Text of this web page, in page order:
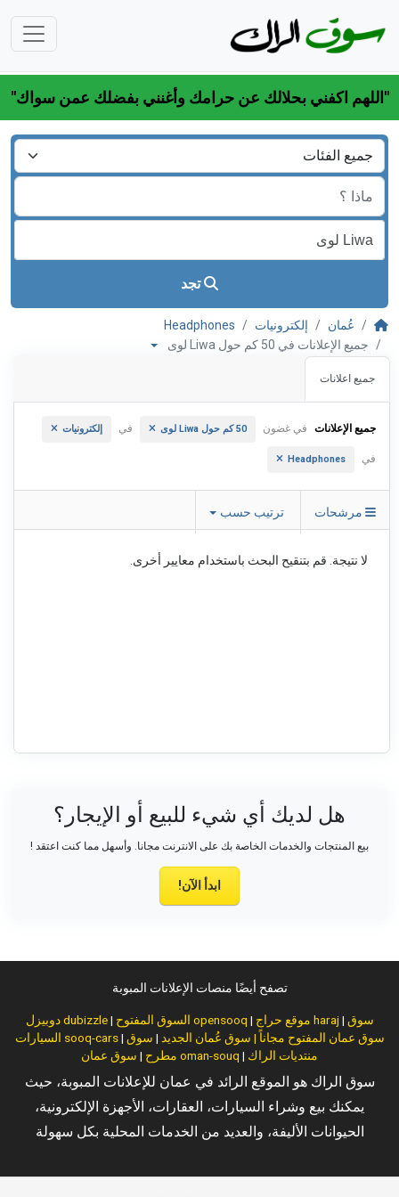
"اللهم اكفني بحلالك عن حرامك وأغنني بفضلك عمن سواك"
تجد
عُمان إلكترونيات
Headphones
جميع الإعلانات في 50 كم حول Liwa لوى
جميع اعلانات
جميع الإعلانات في غضون 50 كم حول Liwa لوى في إلكترونيات
في Headphones
مرشحات ترتيب حسب
لا نتيجة. قم بتنقيح البحث باستخدام معايير أخرى.
هل لديك أي شيء للبيع أو الإيجار؟
بيع المنتجات والخدمات الخاصة بك على الانترنت مجانا. وأسهل مما كنت اعتقد !
ابدأ الآن!
تصفح أيضًا منصات الإعلانات المبوبة
دوبيزل dubizzle| السوق المفتوح opensooq | موقع حراج haraj| سوق
السيارات sooq-cars| سوق عمان المفتوح مجاناً | سوق عُمان الجديد | سوق
مطرح | سوق عمان oman-souq | منتديات الراك
سوق الراك هو الموقع الرائد في عمان للإعلانات المبوبة، حيث
يمكنك بيع وشراء السيارات، العقارات، الأجهزة الإلكترونية،
الحيوانات الأليفة، والعديد من الخدمات المحلية بكل سهولة